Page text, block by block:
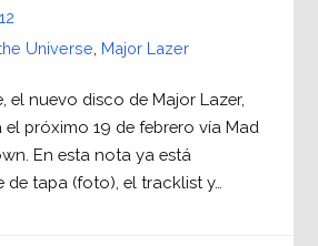
Universe Major Lazer
el nuevo disco de Major Lazer,
próximo 19 de febrero vía Mad
En esta nota ya está
de tapa (foto), el tracklist y…